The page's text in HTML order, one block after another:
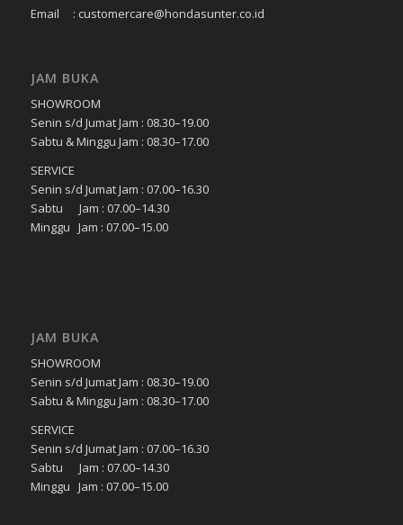
Email : customercare@hondasunter.co.id
JAM BUKA
SHOWROOM
Senin s/d Jumat Jam : 08.30–19.00
Sabtu & Minggu Jam : 08.30–17.00
SERVICE
Senin s/d Jumat Jam : 07.00–16.30
Sabtu Jam : 07.00–14.30
Minggu Jam : 07.00–15.00
JAM BUKA
SHOWROOM
Senin s/d Jumat Jam : 08.30–19.00
Sabtu & Minggu Jam : 08.30–17.00
SERVICE
Senin s/d Jumat Jam : 07.00–16.30
Sabtu Jam : 07.00–14.30
Minggu Jam : 07.00–15.00